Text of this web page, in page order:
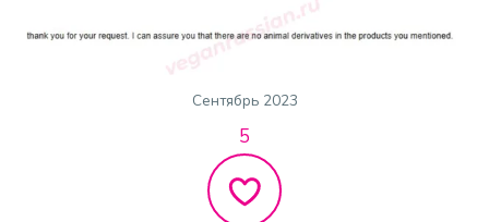
Сентябрь 2023
5